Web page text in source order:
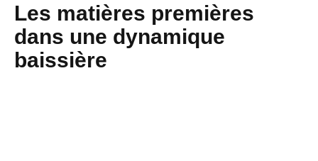
Les matières premières
dans une dynamique
baissière